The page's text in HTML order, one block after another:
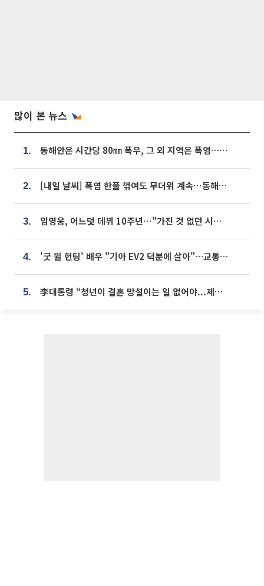
많이 본 뉴스
1. 동해안은 시간당 80㎜ 폭우, 그 외 지역은 폭염…‘극과 극 날씨’
2. [내일 날씨] 폭염 한풀 꺾여도 무더위 계속⋯동해안 이틀 연속 비
3. 임영웅, 어느덧 데뷔 10주년⋯"가진 것 없던 시절, 내 앞엔 20명의 팬뿐"
4. '굿 윌 헌팅' 배우 "기아 EV2 덕분에 살아"…교통사고 후 안전성 극찬
5. 李대통령 “청년이 결혼 망설이는 일 없어야...제도상 불이익 조사”